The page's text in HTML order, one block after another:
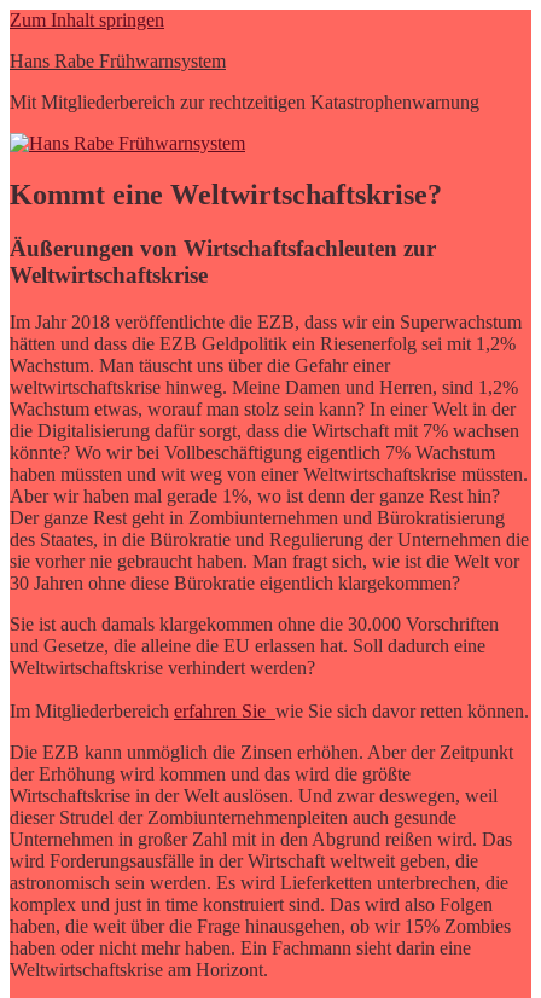
Zum Inhalt springen
Hans Rabe Frühwarnsystem
Mit Mitgliederbereich zur rechtzeitigen Katastrophenwarnung
Kommt eine Weltwirtschaftskrise?
Äußerungen von Wirtschaftsfachleuten zur
Weltwirtschaftskrise
Im Jahr 2018 veröffentlichte die EZB, dass wir ein Superwachstum
hätten und dass die EZB Geldpolitik ein Riesenerfolg sei mit 1,2%
Wachstum. Man täuscht uns über die Gefahr einer
weltwirtschaftskrise hinweg. Meine Damen und Herren, sind 1,2%
Wachstum etwas, worauf man stolz sein kann? In einer Welt in der
die Digitalisierung dafür sorgt, dass die Wirtschaft mit 7% wachsen
könnte? Wo wir bei Vollbeschäftigung eigentlich 7% Wachstum
haben müssten und wit weg von einer Weltwirtschaftskrise müssten.
Aber wir haben mal gerade 1%, wo ist denn der ganze Rest hin?
Der ganze Rest geht in Zombiunternehmen und Bürokratisierung
des Staates, in die Bürokratie und Regulierung der Unternehmen die
sie vorher nie gebraucht haben. Man fragt sich, wie ist die Welt vor
30 Jahren ohne diese Bürokratie eigentlich klargekommen?
Sie ist auch damals klargekommen ohne die 30.000 Vorschriften
und Gesetze, die alleine die EU erlassen hat. Soll dadurch eine
Weltwirtschaftskrise verhindert werden?
Im Mitgliederbereich erfahren Sie wie Sie sich davor retten können.
Die EZB kann unmöglich die Zinsen erhöhen. Aber der Zeitpunkt
der Erhöhung wird kommen und das wird die größte
Wirtschaftskrise in der Welt auslösen. Und zwar deswegen, weil
dieser Strudel der Zombiunternehmenpleiten auch gesunde
Unternehmen in großer Zahl mit in den Abgrund reißen wird. Das
wird Forderungsausfälle in der Wirtschaft weltweit geben, die
astronomisch sein werden. Es wird Lieferketten unterbrechen, die
komplex und just in time konstruiert sind. Das wird also Folgen
haben, die weit über die Frage hinausgehen, ob wir 15% Zombies
haben oder nicht mehr haben. Ein Fachmann sieht darin eine
Weltwirtschaftskrise am Horizont.